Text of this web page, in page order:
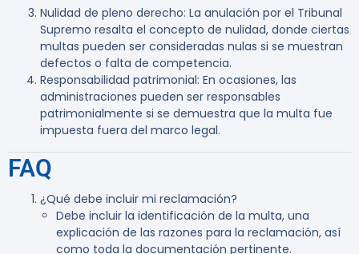
Nulidad de pleno derecho: La anulación por el Tribunal
Supremo resalta el concepto de nulidad, donde ciertas
multas pueden ser consideradas nulas si se muestran
defectos o falta de competencia.
Responsabilidad patrimonial: En ocasiones, las
administraciones pueden ser responsables
patrimonialmente si se demuestra que la multa fue
impuesta fuera del marco legal.
FAQ
¿Qué debe incluir mi reclamación?
Debe incluir la identificación de la multa, una
explicación de las razones para la reclamación, así
como toda la documentación pertinente.